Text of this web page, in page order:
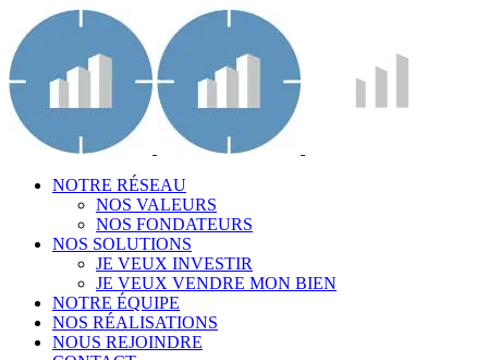
NOTRE RÉSEAU
NOS VALEURS
NOS FONDATEURS
NOS SOLUTIONS
JE VEUX INVESTIR
JE VEUX VENDRE MON BIEN
NOTRE ÉQUIPE
NOS RÉALISATIONS
NOUS REJOINDRE